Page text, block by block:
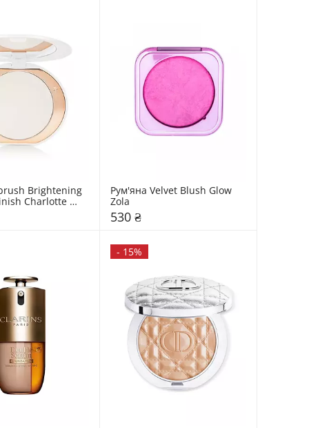
Brightening
Charlotte
Рум'яна Velvet Blush Glow
Zola
530 ₴
- 15%